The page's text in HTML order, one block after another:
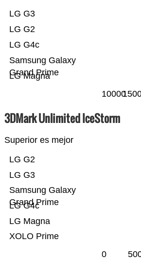
LG Magna
Samsung Galaxy
Grand Prime
LG G4c
LG G2
LG G3
10000
3DMark Unlimited IceStorm
Superior es mejor
XOLO Prime
LG Magna
LG G4c
Samsung Galaxy
Grand Prime
LG G3
LG G2
0